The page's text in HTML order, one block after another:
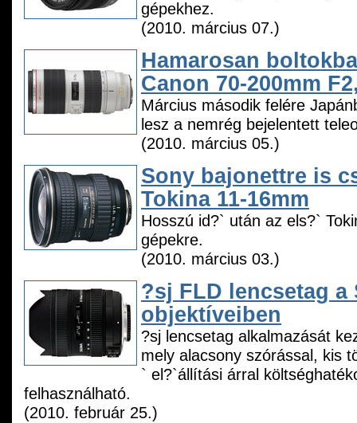
gépekhez.
(2010. március 07.)
Hamarosan
Canon 70-200mm
Március második felére
lesz a nemrég bejelentett
(2010. március 05.)
Sony bajonettre is
Tokina 11-16mm
Hosszú id?` után az els?`
gépekre.
(2010. március 03.)
?sj FLD lencsetag a
objektíveiben
?sj lencsetag alkalmazását
mely alacsony szórással, kis
` el?`állítási árral
felhasználható.
(2010. február 25.)